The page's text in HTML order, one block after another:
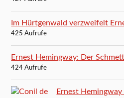
Im Hürtgenwald verzweifelt
425 Aufrufe
Ernest Hemingway: Der
424 Aufrufe
Ernest